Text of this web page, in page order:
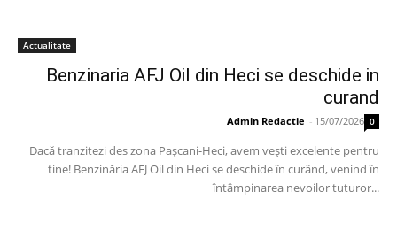
Actualitate
Benzinaria AFJ Oil din Heci se deschide in
curand
Admin Redactie - 15/07/2026 0
Dacă tranzitezi des zona Pașcani-Heci, avem vești excelente pentru
tine! Benzinăria AFJ Oil din Heci se deschide în curând, venind în
întâmpinarea nevoilor tuturor...